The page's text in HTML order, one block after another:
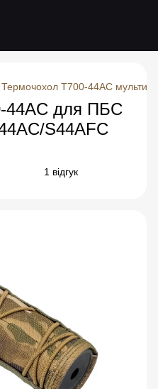
Термочохол Т700-44AC
44AC для ПБС
S44AFC
1 відгук